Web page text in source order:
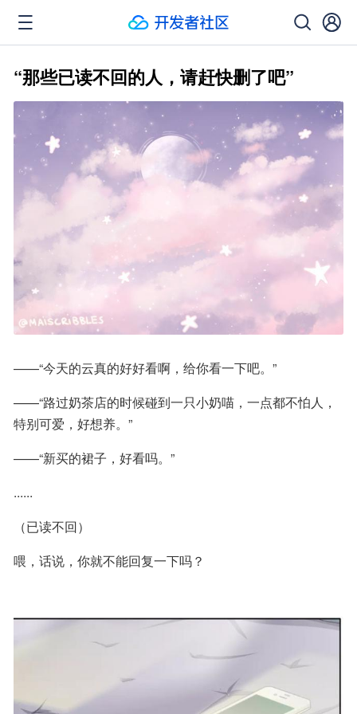
“那些已读不回的人，请赶快删了吧”
——“今天的云真的好好看啊，给你看一下吧。”
——“路过奶茶店的时候碰到一只小奶喵，一点都不怕人，
特别可爱，好想养。”
——“新买的裙子，好看吗。”
......
（已读不回）
喂，话说，你就不能回复一下吗？